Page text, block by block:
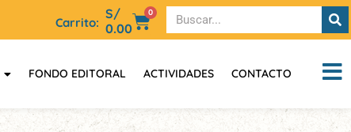
Carrito:
S/
0.00
0
FONDO EDITORAL ACTIVIDADES CONTACTO